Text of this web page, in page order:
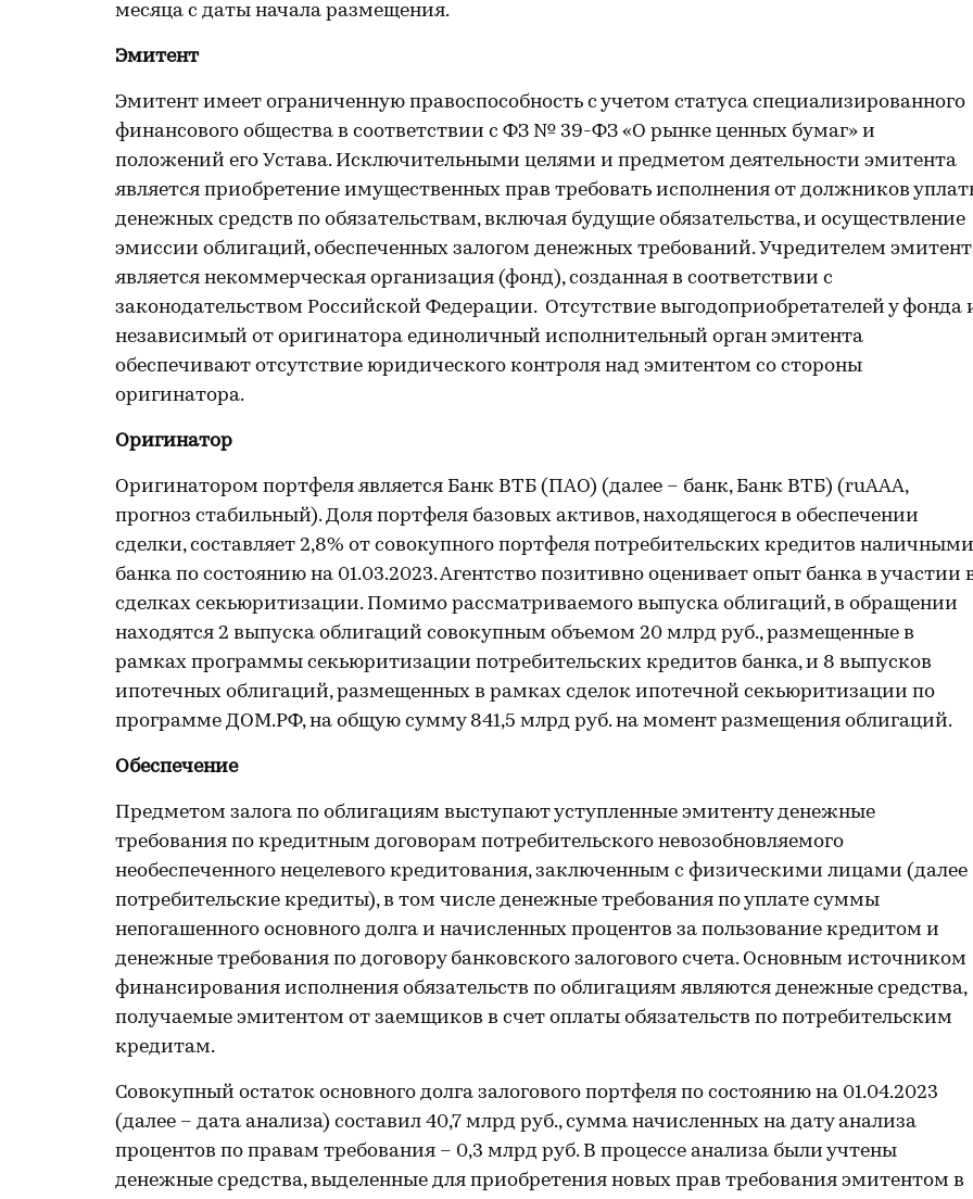
месяца с даты начала размещения.
Эмитент
Эмитент имеет ограниченную правоспособность с учетом статуса специализированного
финансового общества в соответствии с ФЗ № 39-ФЗ «О рынке ценных бумаг» и
положений его Устава. Исключительными целями и предметом деятельности эмитента
является приобретение имущественных прав требовать исполнения от должников
денежных средств по обязательствам, включая будущие обязательства, и осуществление
эмиссии облигаций, обеспеченных залогом денежных требований. Учредителем
является некоммерческая организация (фонд), созданная в соответствии с
законодательством Российской Федерации. Отсутствие выгодоприобретателей у фонда
независимый от оригинатора единоличный исполнительный орган эмитента
обеспечивают отсутствие юридического контроля над эмитентом со стороны
оригинатора.
Оригинатор
Оригинатором портфеля является Банк ВТБ (ПАО) (далее – банк, Банк ВТБ) (ruAAA,
прогноз стабильный). Доля портфеля базовых активов, находящегося в обеспечении
сделки, составляет 2,8% от совокупного портфеля потребительских кредитов наличными
банка по состоянию на 01.03.2023. Агентство позитивно оценивает опыт банка в участии
сделках секьюритизации. Помимо рассматриваемого выпуска облигаций, в обращении
находятся 2 выпуска облигаций совокупным объемом 20 млрд руб., размещенные в
рамках программы секьюритизации потребительских кредитов банка, и 8 выпусков
ипотечных облигаций, размещенных в рамках сделок ипотечной секьюритизации по
программе ДОМ.РФ, на общую сумму 841,5 млрд руб. на момент размещения облигаций.
Обеспечение
Предметом залога по облигациям выступают уступленные эмитенту денежные
требования по кредитным договорам потребительского невозобновляемого
необеспеченного нецелевого кредитования, заключенным с физическими лицами (далее
потребительские кредиты), в том числе денежные требования по уплате суммы
непогашенного основного долга и начисленных процентов за пользование кредитом и
денежные требования по договору банковского залогового счета. Основным источником
финансирования исполнения обязательств по облигациям являются денежные средства,
получаемые эмитентом от заемщиков в счет оплаты обязательств по потребительским
кредитам.
Совокупный остаток основного долга залогового портфеля по состоянию на 01.04.2023
(далее – дата анализа) составил 40,7 млрд руб., сумма начисленных на дату анализа
процентов по правам требования – 0,3 млрд руб. В процессе анализа были учтены
денежные средства, выделенные для приобретения новых прав требования эмитентом в